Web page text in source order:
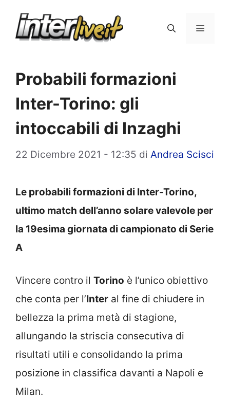
Menu
Probabili formazioni
Inter-Torino: gli
intoccabili di Inzaghi
22 Dicembre 2021 - 12:35 di Andrea Scisci
Le probabili formazioni di Inter-Torino,
ultimo match dell’anno solare valevole per
la 19esima giornata di campionato di Serie
A
Vincere contro il Torino è l’unico obiettivo
che conta per l’Inter al fine di chiudere in
bellezza la prima metà di stagione,
allungando la striscia consecutiva di
risultati utili e consolidando la prima
posizione in classifica davanti a Napoli e
Milan.